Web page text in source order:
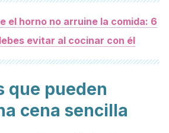
el horno no arruine la comida: 6
evitar al cocinar con él
que pueden
cena sencilla